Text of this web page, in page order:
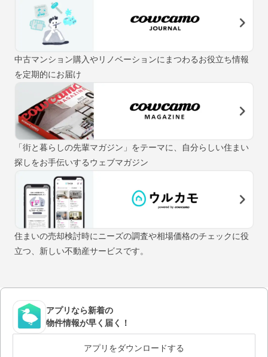
中古マンション購入やリノベーションにまつわるお役立ち情報
を定期的にお届け
「街と暮らしの先輩マガジン」をテーマに、自分らしい住まい
探しをお手伝いするウェブマガジン
住まいの売却検討時にニーズの調査や相場価格のチェックに役
立つ、新しい不動産サービスです。
アプリなら新着の
物件情報が早く届く！
アプリをダウンロードする